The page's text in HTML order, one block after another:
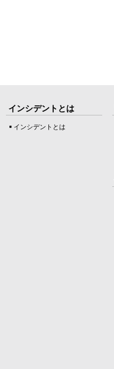
インシデントとは
インシデントとは